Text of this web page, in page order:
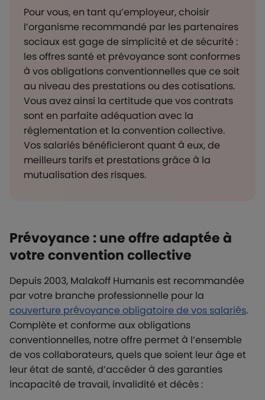
Pour vous, en tant qu’employeur, choisir
l’organisme recommandé par les partenaires
sociaux est gage de simplicité et de sécurité :
les offres santé et prévoyance sont conformes
à vos obligations conventionnelles que ce soit
au niveau des prestations ou des cotisations.
Vous avez ainsi la certitude que vos contrats
sont en parfaite adéquation avec la
réglementation et la convention collective.
Vos salariés bénéficieront quant à eux, de
meilleurs tarifs et prestations grâce à la
mutualisation des risques.
Prévoyance : une offre adaptée à
votre convention collective
Depuis 2003, Malakoff Humanis est recommandée
par votre branche professionnelle pour la
couverture prévoyance obligatoire de vos salariés.
Complète et conforme aux obligations
conventionnelles, notre offre permet à l’ensemble
de vos collaborateurs, quels que soient leur âge et
leur état de santé, d’accéder à des garanties
incapacité de travail, invalidité et décès :